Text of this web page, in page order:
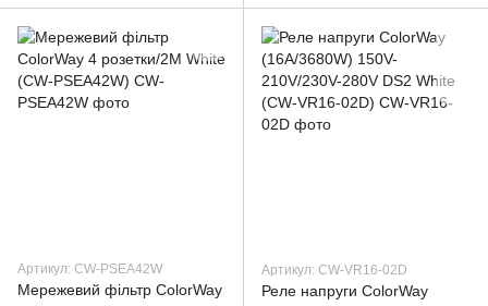
Артикул: CW-PSEA42W
Мережевий фільтр СolorWay
Артикул: CW-VR16-02D
Реле напруги ColorWay